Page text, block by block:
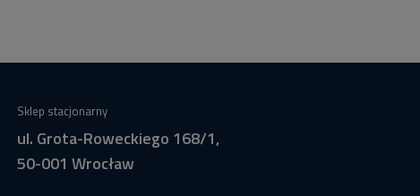
Sklep stacjonarny
ul. Grota-Roweckiego 168/1,
50-001 Wrocław